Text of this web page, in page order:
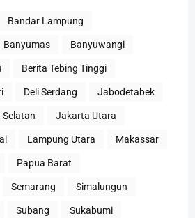
Bandar Lampung
Banyumas Banyuwangi
Berita Tebing Tinggi
Deli Serdang Jabodetabek
Jakarta Utara
Lampung Utara Makassar
Papua Barat
Semarang Simalungun
Subang Sukabumi